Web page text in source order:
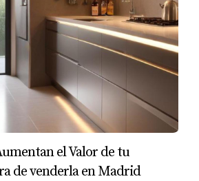
vio una oportunidad única al
unifamiliar en Boadilla del Monte
previsto en los precios. Con una
y con asesoría especializada,
y alquilarla a familias
un lugar cómodo y accesible. Este
anticiparse al futuro puede
el Valor de tu
de venderla en Madrid